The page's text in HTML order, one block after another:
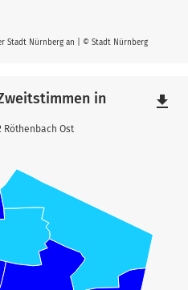
Stadt Nürnberg an | © Stadt Nürnberg
in
Röthenbach Ost
file_download